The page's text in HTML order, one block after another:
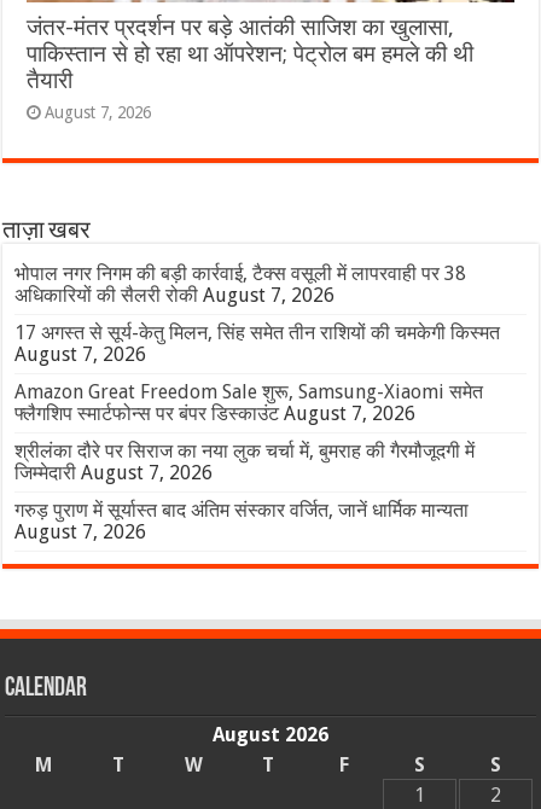
जंतर-मंतर प्रदर्शन पर बड़े आतंकी साजिश का खुलासा,
पाकिस्तान से हो रहा था ऑपरेशन; पेट्रोल बम हमले की थी
तैयारी
August 7, 2026
ताज़ा खबर
भोपाल नगर निगम की बड़ी कार्रवाई, टैक्स वसूली में लापरवाही पर 38
अधिकारियों की सैलरी रोकी August 7, 2026
17 अगस्त से सूर्य-केतु मिलन, सिंह समेत तीन राशियों की चमकेगी किस्मत
August 7, 2026
Amazon Great Freedom Sale शुरू, Samsung-Xiaomi समेत
फ्लैगशिप स्मार्टफोन्स पर बंपर डिस्काउंट August 7, 2026
श्रीलंका दौरे पर सिराज का नया लुक चर्चा में, बुमराह की गैरमौजूदगी में
जिम्मेदारी August 7, 2026
गरुड़ पुराण में सूर्यास्त बाद अंतिम संस्कार वर्जित, जानें धार्मिक मान्यता
August 7, 2026
Calendar
August 2026
M
T W T F S
S
1
2